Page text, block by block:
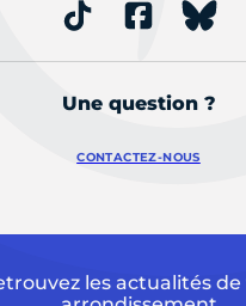
Une question ?
CONTACTEZ-NOUS
les actualités